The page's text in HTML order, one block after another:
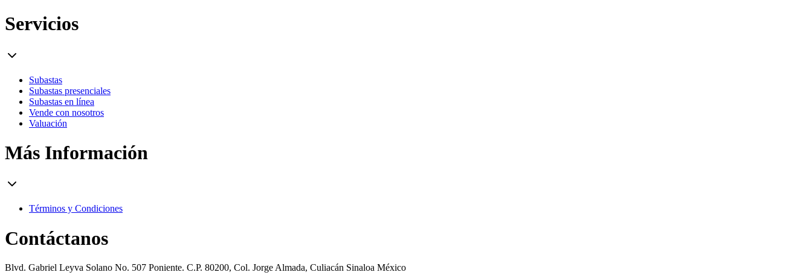
Servicios
Subastas
Subastas presenciales
Subastas en línea
Vende con nosotros
Valuación
Más Información
Términos y Condiciones
Contáctanos
Blvd. Gabriel Leyva Solano No. 507 Poniente. C.P. 80200, Col. Jorge Almada, Culiacán Sinaloa México